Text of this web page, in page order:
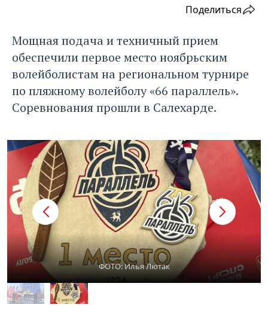
Поделиться
Мощная подача и техничный прием
обеспечили первое место ноябрьским
волейболистам на региональном турнире
по пляжному волейболу «66 параллель».
Соревнования прошли в Салехарде.
ФОТО: Илья Лютак